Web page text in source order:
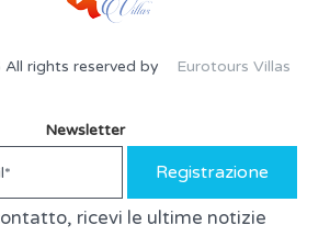
rights reserved by Eurotours Villas
Newsletter
Registrazione
ricevi le ultime notizie